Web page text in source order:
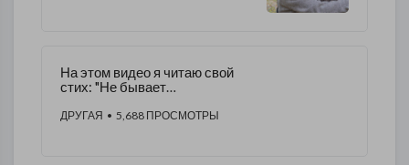
На этом видео я читаю свой
стих: "Не бывает
ДРУГАЯ • 5,688 ПРОСМОТРЫ